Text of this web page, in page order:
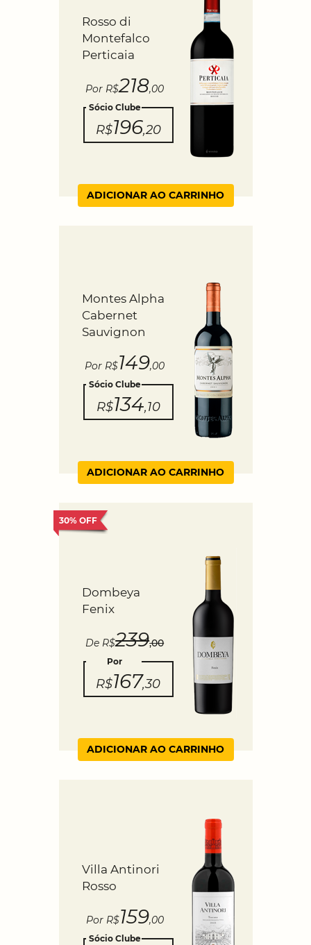
Rosso di
Montefalco
Perticaia
Por R$218,00
Sócio Clube
R$196,20
ADICIONAR AO CARRINHO
Montes Alpha
Cabernet
Sauvignon
Por R$149,00
Sócio Clube
R$134,10
ADICIONAR AO CARRINHO
Dombeya
Fenix
30% OFF
De R$239,00
Por
R$167,30
ADICIONAR AO CARRINHO
Villa Antinori
Rosso
Por R$159,00
Sócio Clube